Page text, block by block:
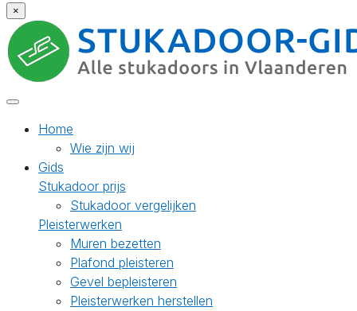
×
Home
Wie zijn wij
Gids
Stukadoor prijs
Stukadoor vergelijken
Pleisterwerken
Muren bezetten
Plafond pleisteren
Gevel bepleisteren
Pleisterwerken herstellen